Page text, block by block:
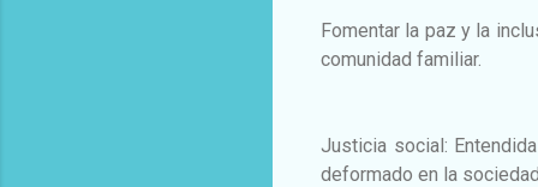
Fomentar la paz y la
comunidad familiar.
Justicia social:
deformado en la